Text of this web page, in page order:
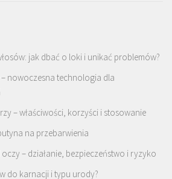
jak dbać o loki i unikać problemów?
nowoczesna technologia dla
– właściwości, korzyści i stosowanie
na przebarwienia
– działanie, bezpieczeństwo i ryzyko
do karnacji i typu urody?